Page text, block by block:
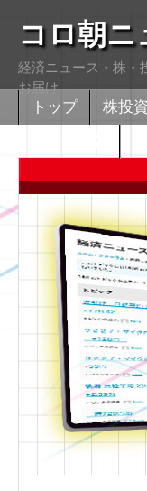
コロ朝
経済ニュース・株・
お届け
トップ 株投